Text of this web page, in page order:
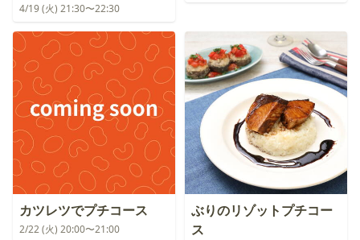
4/19 (火) 21:30〜22:30
カツレツでプチコース
2/22 (火) 20:00〜21:00
ぶりのリゾットプチコー
ス